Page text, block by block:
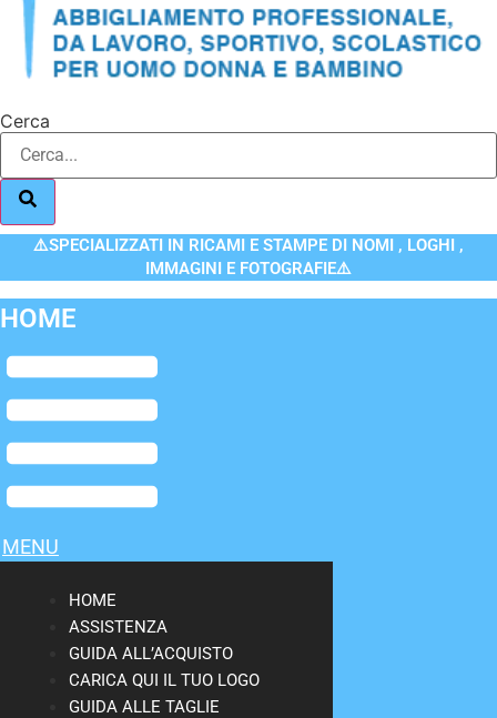
Cerca
⚠️SPECIALIZZATI IN RICAMI E STAMPE DI NOMI , LOGHI ,
IMMAGINI E FOTOGRAFIE⚠️
HOME
Flyout
Menu
MENU
HOME
ASSISTENZA
GUIDA ALL’ACQUISTO
CARICA QUI IL TUO LOGO
GUIDA ALLE TAGLIE